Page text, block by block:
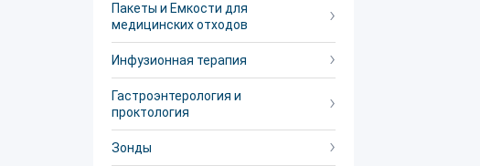
Пакеты и Емкости для
медицинских отходов
Инфузионная терапия
Гастроэнтерология и
проктология
Зонды